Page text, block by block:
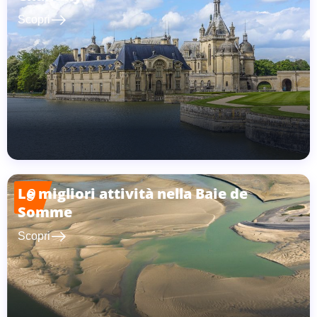
Scoprieast
9
Le migliori attività nella Baie de
Somme
Scoprieast